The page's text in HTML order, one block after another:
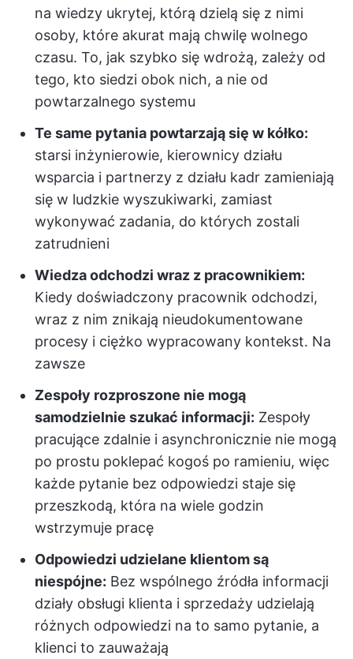
na wiedzy ukrytej, którą dzielą się z nimi
osoby, które akurat mają chwilę wolnego
czasu. To, jak szybko się wdrożą, zależy od
tego, kto siedzi obok nich, a nie od
powtarzalnego systemu
Te same pytania powtarzają się w kółko:
starsi inżynierowie, kierownicy działu
wsparcia i partnerzy z działu kadr zamieniają
się w ludzkie wyszukiwarki, zamiast
wykonywać zadania, do których zostali
zatrudnieni
Wiedza odchodzi wraz z pracownikiem:
Kiedy doświadczony pracownik odchodzi,
wraz z nim znikają nieudokumentowane
procesy i ciężko wypracowany kontekst. Na
zawsze
Zespoły rozproszone nie mogą
samodzielnie szukać informacji: Zespoły
pracujące zdalnie i asynchronicznie nie mogą
po prostu poklepać kogoś po ramieniu, więc
każde pytanie bez odpowiedzi staje się
przeszkodą, która na wiele godzin
wstrzymuje pracę
Odpowiedzi udzielane klientom są
niespójne: Bez wspólnego źródła informacji
działy obsługi klienta i sprzedaży udzielają
różnych odpowiedzi na to samo pytanie, a
klienci to zauważają